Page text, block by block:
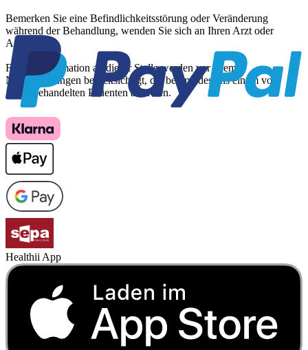
Bemerken Sie eine Befindlichkeitsstörung oder Veränderung
während der Behandlung, wenden Sie sich an Ihren Arzt oder
Apotheker.
Für die Information an dieser Stelle werden vor allem
Nebenwirkungen berücksichtigt, die bei mindestens einem von
1.000 behandelten Patienten auftreten.
Healthii App